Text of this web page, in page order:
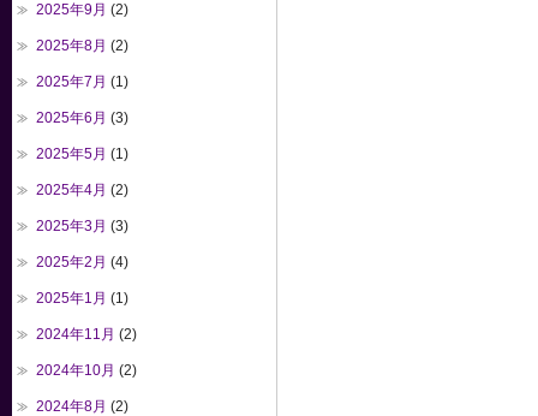
2025年9月 (2)
2025年8月 (2)
2025年7月 (1)
2025年6月 (3)
2025年5月 (1)
2025年4月 (2)
2025年3月 (3)
2025年2月 (4)
2025年1月 (1)
2024年11月 (2)
2024年10月 (2)
2024年8月 (2)